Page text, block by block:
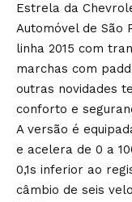
Estrela da
Automóvel de São
linha 2015 com
marchas com
outras novidades
conforto e
A versão é
e acelera de 0 a
0,1s inferior ao
câmbio de seis